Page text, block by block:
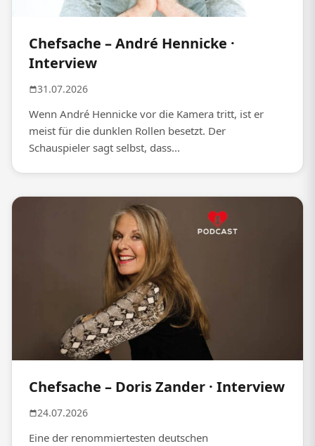
Chefsache – André Hennicke ·
Interview
31.07.2026
Wenn André Hennicke vor die Kamera tritt, ist er
meist für die dunklen Rollen besetzt. Der
Schauspieler sagt selbst, dass...
Chefsache – Doris Zander · Interview
24.07.2026
Eine der renommiertesten deutschen